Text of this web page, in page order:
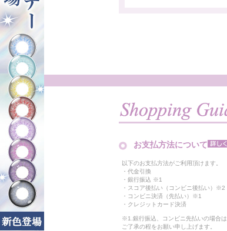
お支払方法について
以下のお支払方法がご利用頂けます。
・代金引換
・銀行振込 ※1
・スコア後払い（コンビニ後払い）※2
・コンビニ決済（先払い）※1
・クレジットカード決済
※1.銀行振込、コンビニ先払いの場合は
ご了承の程をお願い申し上げます。